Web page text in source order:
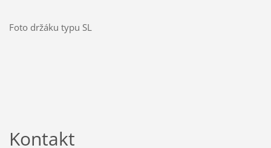
Foto držáku typu SL
Kontakt